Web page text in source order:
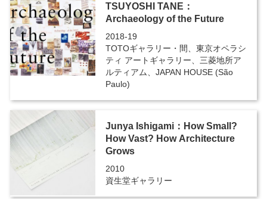
TSUYOSHI TANE：
Archaeology of the Future
2018-19
TOTOギャラリー・間、東京オペラシ
ティ アートギャラリー、三菱地所ア
ルティアム、JAPAN HOUSE (São
Paulo)
Junya Ishigami：How Small?
How Vast? How Architecture
Grows
2010
資生堂ギャラリー